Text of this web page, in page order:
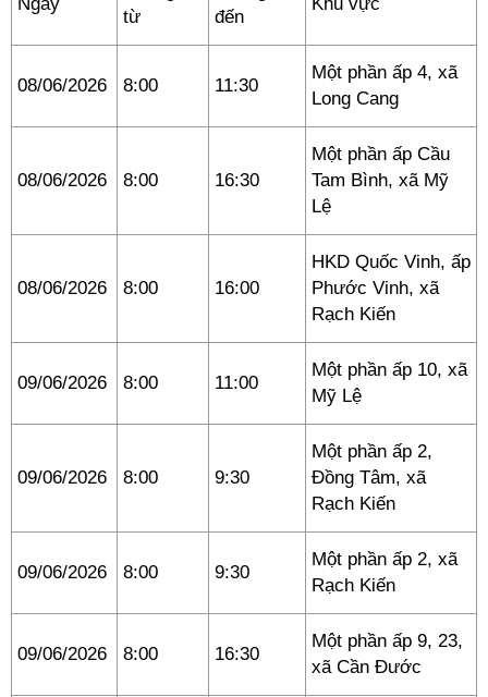
từ
đến
08/06/2026 8:00 11:30
Một phần ấp 4, xã
Long Cang
08/06/2026 8:00 16:30
Một phần ấp Cầu
Tam Bình, xã Mỹ
Lệ
08/06/2026 8:00 16:00
HKD Quốc Vinh, ấp
Phước Vinh, xã
Rạch Kiến
09/06/2026 8:00 11:00
Một phần ấp 10, xã
Mỹ Lệ
09/06/2026 8:00 9:30
Một phần ấp 2,
Đồng Tâm, xã
Rạch Kiến
09/06/2026 8:00 9:30
Một phần ấp 2, xã
Rạch Kiến
09/06/2026 8:00 16:30
Một phần ấp 9, 23,
xã Cần Đước